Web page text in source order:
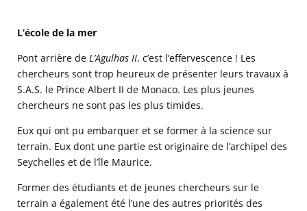
L’école de la mer
Pont arrière de L’Agulhas II, c’est l’effervescence ! Les
chercheurs sont trop heureux de présenter leurs travaux à
S.A.S. le Prince Albert II de Monaco. Les plus jeunes
chercheurs ne sont pas les plus timides.
Eux qui ont pu embarquer et se former à la science sur
terrain. Eux dont une partie est originaire de l’archipel des
Seychelles et de l’île Maurice.
Former des étudiants et de jeunes chercheurs sur le
terrain a également été l’une des autres priorités des